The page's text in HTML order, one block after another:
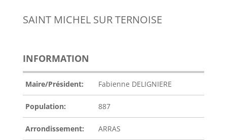
SAINT MICHEL SUR TERNOISE
INFORMATION
Maire/Président: Fabienne DELIGNIERE
Population: 887
Arrondissement: ARRAS